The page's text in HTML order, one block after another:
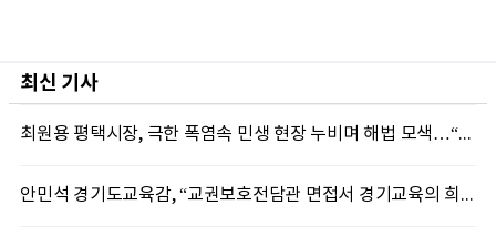
최신 기사
최원용 평택시장, 극한 폭염속 민생 현장 누비며 해법 모색…“현장에 답 있다”
안민석 경기도교육감, “교권보호전담관 면접서 경기교육의 희망 봤다”